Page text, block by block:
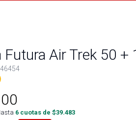
Futura Air Trek 50 +
6 cuotas de $39.483